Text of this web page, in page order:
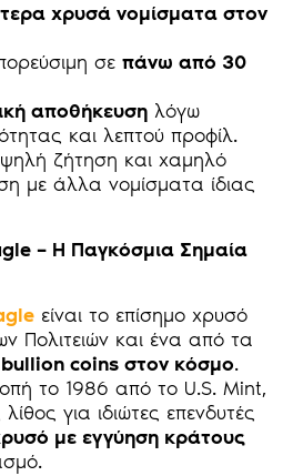
χρυσά νομίσματα στον
σεπάνω από 30
αποθήκευση λόγω
και λεπτού προφίλ.
ζήτηση και χαμηλό
με άλλα νομίσματα ίδιας
– Η Παγκόσμια Σημαία
είναι το επίσημο χρυσό
Πολιτειών και ένα από τα
bullion coins στον κόσμο.
το 1986 από το U.S. Mint,
για ιδιώτες επενδυτές
με εγγύηση κράτους